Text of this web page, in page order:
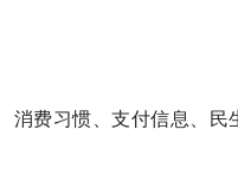
消费习惯、支付信息、民